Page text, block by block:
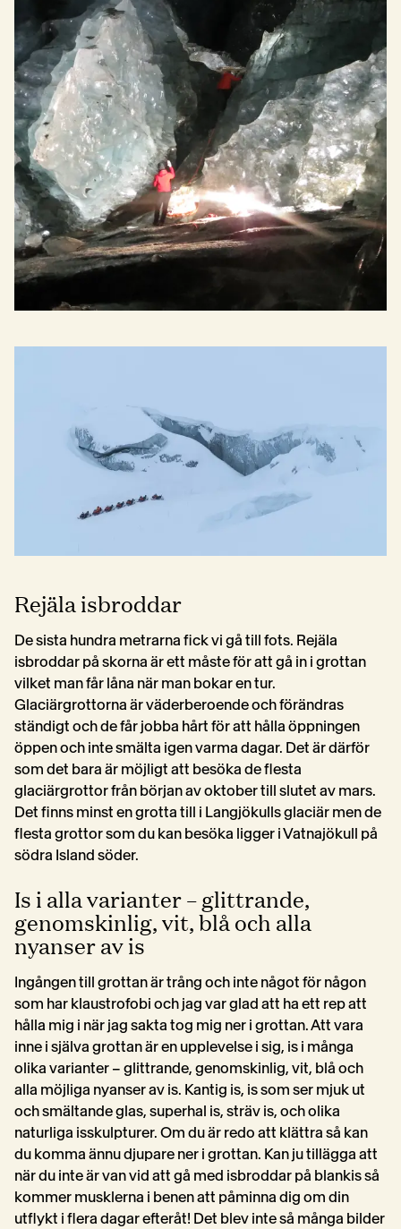
Rejäla isbroddar
De sista hundra metrarna fick vi gå till fots. Rejäla
isbroddar på skorna är ett måste för att gå in i grottan
vilket man får låna när man bokar en tur.
Glaciärgrottorna är väderberoende och förändras
ständigt och de får jobba hårt för att hålla öppningen
öppen och inte smälta igen varma dagar. Det är därför
som det bara är möjligt att besöka de flesta
glaciärgrottor från början av oktober till slutet av mars.
Det finns minst en grotta till i Langjökulls glaciär men de
flesta grottor som du kan besöka ligger i Vatnajökull på
södra Island söder.
Is i alla varianter – glittrande,
genomskinlig, vit, blå och alla
nyanser av is
Ingången till grottan är trång och inte något för någon
som har klaustrofobi och jag var glad att ha ett rep att
hålla mig i när jag sakta tog mig ner i grottan. Att vara
inne i själva grottan är en upplevelse i sig, is i många
olika varianter – glittrande, genomskinlig, vit, blå och
alla möjliga nyanser av is. Kantig is, is som ser mjuk ut
och smältande glas, superhal is, sträv is, och olika
naturliga isskulpturer. Om du är redo att klättra så kan
du komma ännu djupare ner i grottan. Kan ju tillägga att
när du inte är van vid att gå med isbroddar på blankis så
kommer musklerna i benen att påminna dig om din
utflykt i flera dagar efteråt! Det blev inte så många bilder